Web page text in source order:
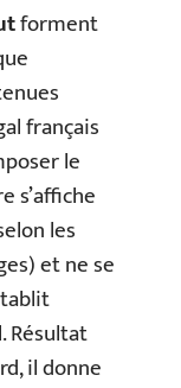
forment
français
le
s’affiche
les
et ne se
Résultat
il donne